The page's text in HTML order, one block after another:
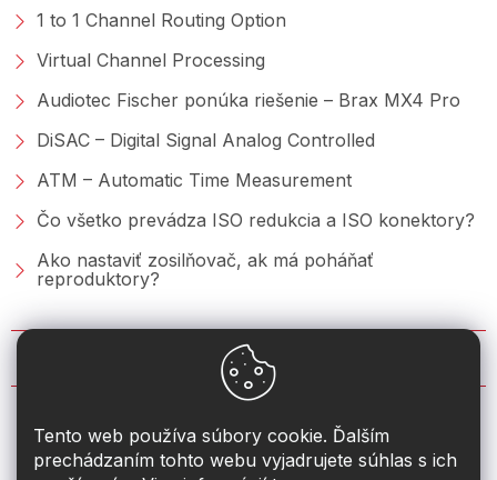
Tento web používa súbory cookie. Ďalším
prechádzaním tohto webu vyjadrujete súhlas s ich
1 to 1 Channel Routing Option
Virtual Channel Processing
Audiotec Fischer ponúka riešenie – Brax MX4 Pro
DiSAC – Digital Signal Analog Controlled
ATM – Automatic Time Measurement
Čo všetko prevádza ISO redukcia a ISO konektory?
Ako nastaviť zosilňovač, ak má poháňať
reproduktory?
KONTAKT
info@2din.sk